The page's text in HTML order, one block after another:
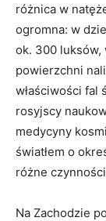
różnica w
ogromna: w
ok. 300 luksów,
powierzchni
właściwości fal
rosyjscy
medycyny
światłem o
różne
Na Zachodzie